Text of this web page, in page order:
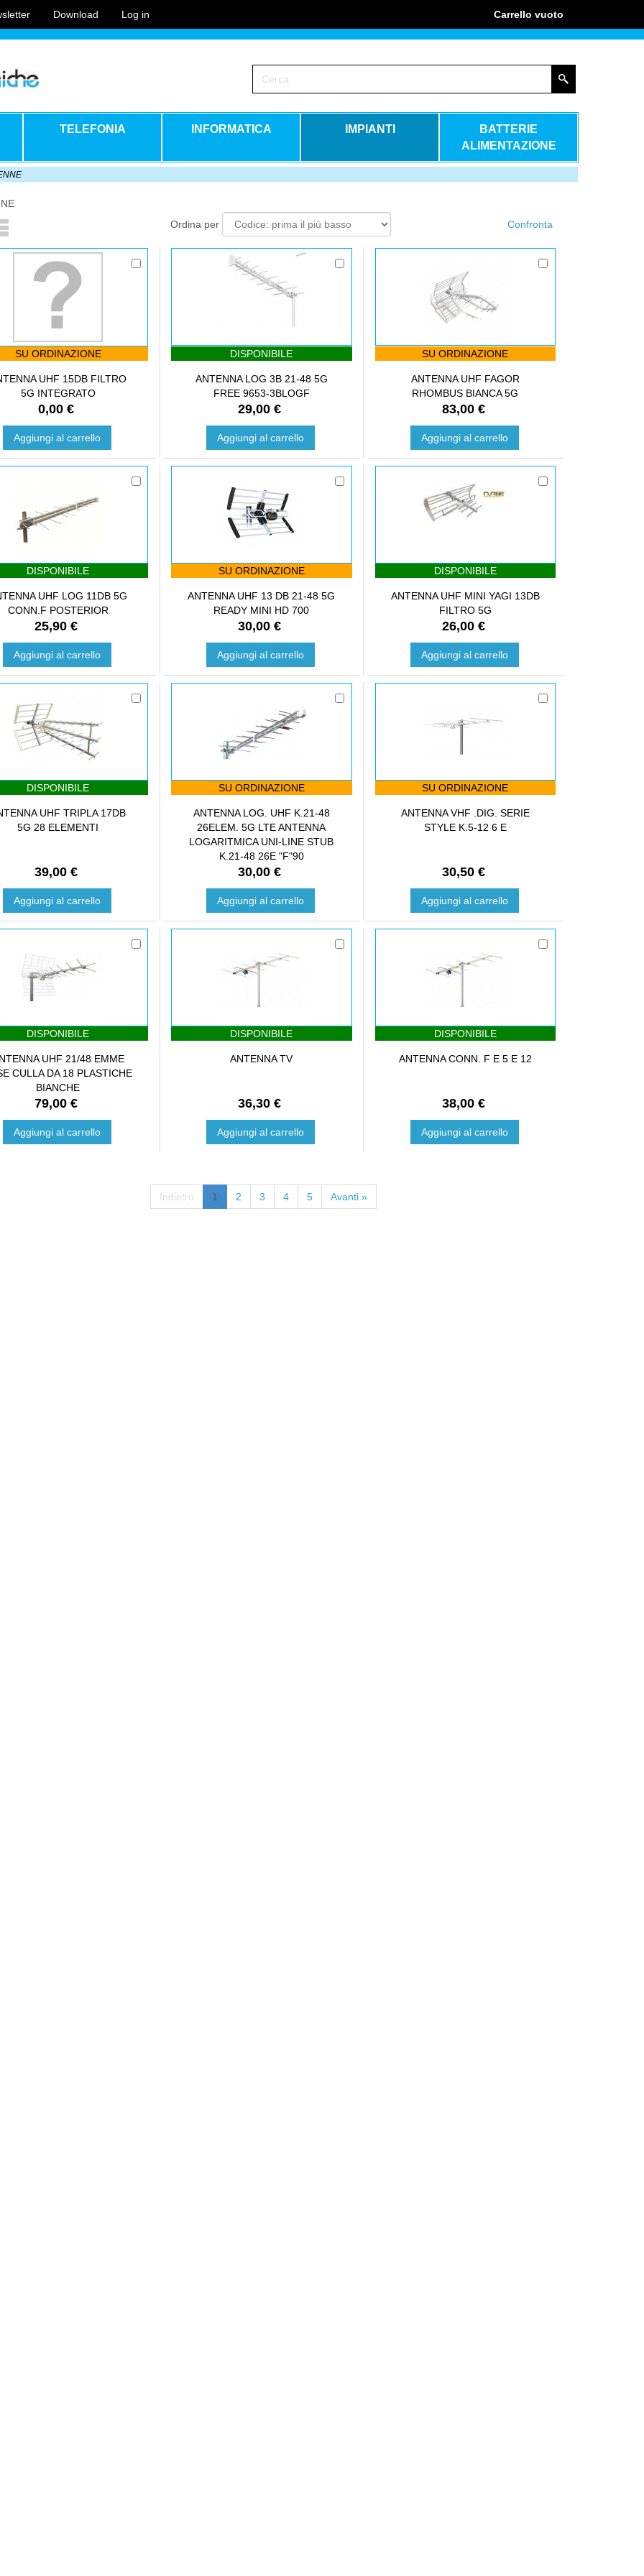
Download Log in Carrello vuoto
TELEFONIA INFORMATICA IMPIANTI
BATTERIE
ALIMENTAZIONE
Ordina per
SU ORDINAZIONE
UHF 15DB FILTRO
5G INTEGRATO
0,00 €
Aggiungi al carrello
DISPONIBILE
ANTENNA LOG 3B 21-48 5G
FREE 9653-3BLOGF
29,00 €
Aggiungi al carrello
SU ORDINAZIONE
ANTENNA UHF FAGOR
RHOMBUS BIANCA 5G
83,00 €
Aggiungi al carrello
DISPONIBILE
UHF LOG 11DB 5G
CONN.F POSTERIOR
25,90 €
Aggiungi al carrello
SU ORDINAZIONE
ANTENNA UHF 13 DB 21-48 5G
READY MINI HD 700
30,00 €
Aggiungi al carrello
DISPONIBILE
ANTENNA UHF MINI YAGI 13DB
FILTRO 5G
26,00 €
Aggiungi al carrello
DISPONIBILE
UHF TRIPLA 17DB
5G 28 ELEMENTI
39,00 €
Aggiungi al carrello
SU ORDINAZIONE
ANTENNA LOG. UHF K.21-48
26ELEM. 5G LTE ANTENNA
LOGARITMICA UNI-LINE STUB
K.21-48 26E "F"90
30,00 €
Aggiungi al carrello
SU ORDINAZIONE
ANTENNA VHF .DIG. SERIE
STYLE K.5-12 6 E
30,50 €
Aggiungi al carrello
DISPONIBILE
UHF 21/48 EMME
CULLA DA 18 PLASTICHE
BIANCHE
79,00 €
Aggiungi al carrello
DISPONIBILE
ANTENNA TV
36,30 €
Aggiungi al carrello
DISPONIBILE
ANTENNA CONN. F E 5 E 12
38,00 €
Aggiungi al carrello
Indietro 1 2 3 4 5 Avanti »